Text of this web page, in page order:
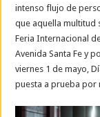
intenso flujo de
que aquella multitud
Feria Internacional
Avenida Santa Fe y
viernes 1 de mayo,
puesta a prueba por